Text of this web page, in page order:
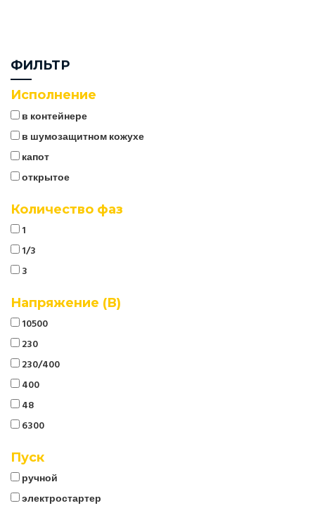
ФИЛЬТР
Исполнение
в контейнере
в шумозащитном кожухе
капот
открытое
Количество фаз
1
1/3
3
Напряжение (В)
10500
230
230/400
400
48
6300
Пуск
ручной
электростартер